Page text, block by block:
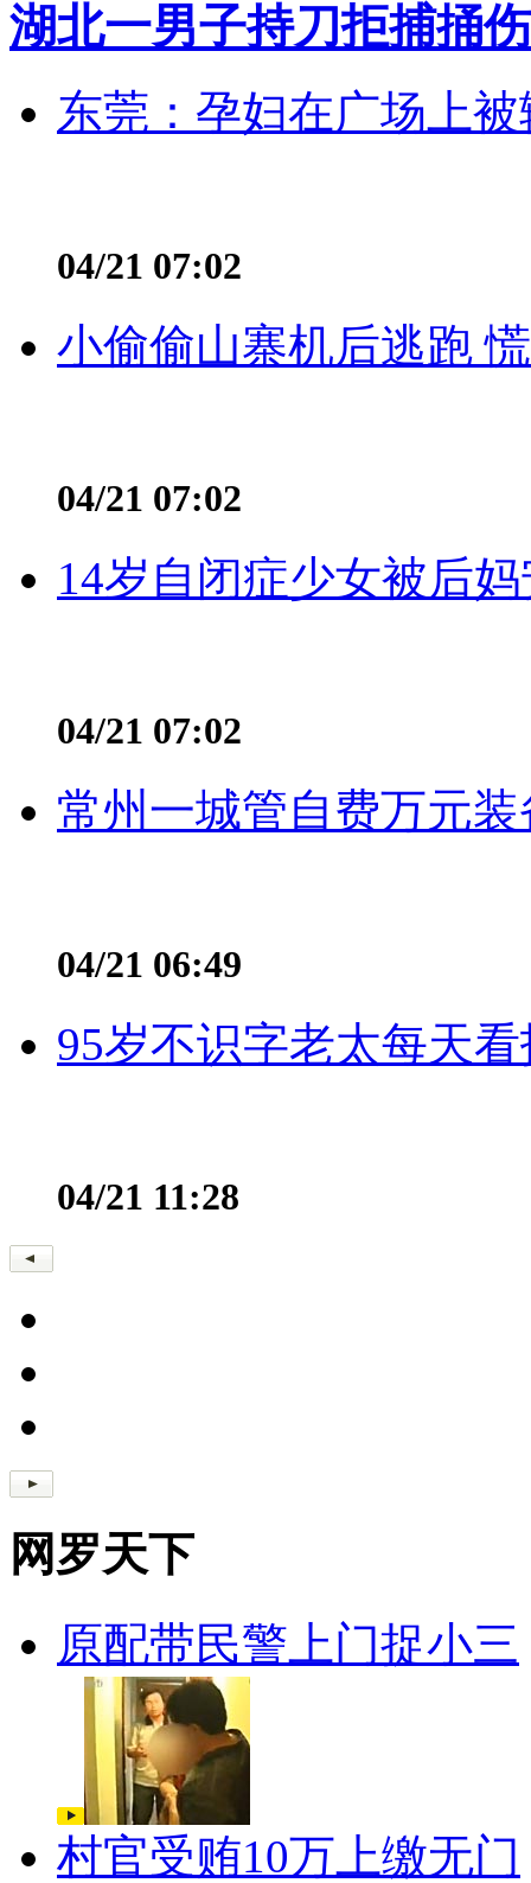
湖北一男子持刀拒捕捅
东莞：孕妇在广场上
04/21 07:02
小偷偷山寨机后逃跑
04/21 07:02
14岁自闭症少女被后
04/21 07:02
常州一城管自费万元
04/21 06:49
95岁不识字老太每天
04/21 11:28
网罗天下
原配带民警上门捉小三
村官受贿10万上缴无门